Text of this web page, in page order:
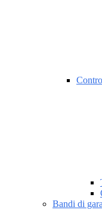
Bandi di